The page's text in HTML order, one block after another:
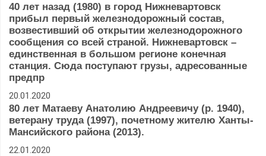
40 лет назад (1980) в город Нижневартовск
прибыл первый железнодорожный состав,
возвестивший об открытии железнодорожного
сообщения со всей страной. Нижневартовск –
единственная в большом регионе конечная
станция. Сюда поступают грузы, адресованные
предпр
20.01.2020
80 лет Матаеву Анатолию Андреевичу (р. 1940),
ветерану труда (1997), почетному жителю Ханты-
Мансийского района (2013).
22.01.2020